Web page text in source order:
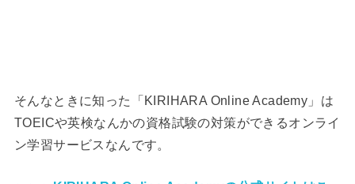
そんなときに知った「KIRIHARA Online Academy」は
TOEICや英検なんかの資格試験の対策ができるオンライ
ン学習サービスなんです。